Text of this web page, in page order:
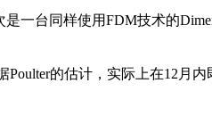
一台同样使用FDM技术的
Poulter的估计，实际上在12月内